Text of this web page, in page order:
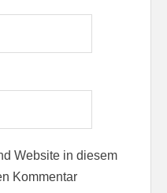
Website in diesem
Kommentar